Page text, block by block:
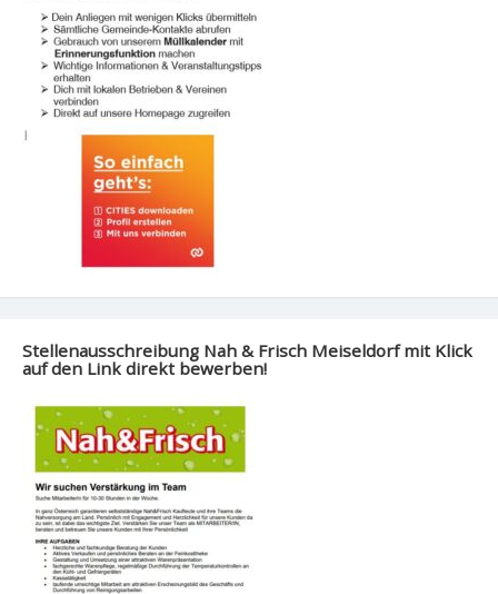
Stellenausschreibung Nah & Frisch Meiseldorf mit Klick
auf den Link direkt bewerben!